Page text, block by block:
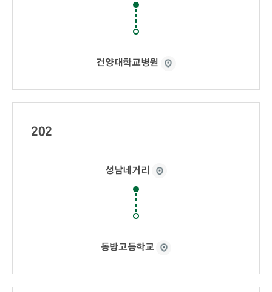
건양대학교병원
202
성남네거리
동방고등학교